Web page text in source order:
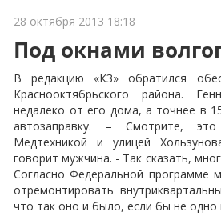
28 октября 2013 18:18
Под окнами
В редакцию «КЗ» обратился
Краснооктябрьского района.
недалеко от его дома, а точнее в
автозаправку. – Смотрите,
Медтехникой и улицей
говорит мужчина. - Так сказать,
Согласно Федеральной программе
отремонтировать
что так оно и было, если бы не одно